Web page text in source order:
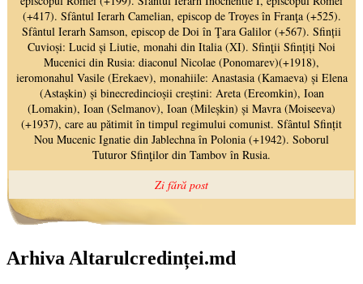
Arhiva Altarulcredinței.md